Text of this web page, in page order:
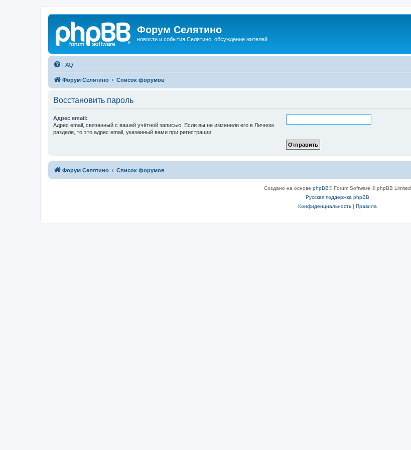
Форум Селятино
новости и события Селятино, обсуждение жителей
FAQ
Форум Селятино Список форумов
Восстановить пароль
Адрес email:
Адрес email, связанный с вашей учётной записью. Если вы не изменили его в Личном
разделе, то это адрес email, указанный вами при регистрации.
Форум Селятино Список форумов
Создано на основе phpBB® Forum Software © phpBB Limited
Русская поддержка phpBB
Конфиденциальность| Правила